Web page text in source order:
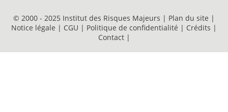
© 2000 - 2025 Institut des Risques Majeurs | Plan du site |
Notice légale | CGU | Politique de confidentialité | Crédits |
Contact |